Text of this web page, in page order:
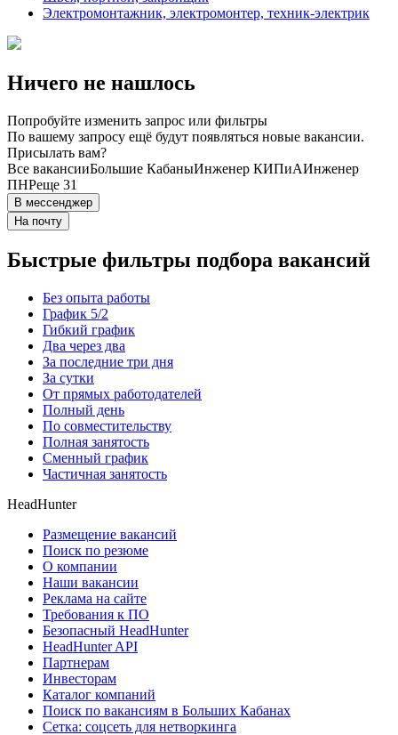
Электромонтажник, электромонтер, техник-электрик
Ничего не нашлось
Попробуйте изменить запрос или фильтры
По вашему запросу ещё будут появляться новые вакансии.
Присылать вам?
Все вакансииБольшие КабаныИнженер КИПиАИнженер
ПНРеще 31
В мессенджер
На почту
Быстрые фильтры подбора вакансий
Без опыта работы
График 5/2
Гибкий график
Два через два
За последние три дня
За сутки
От прямых работодателей
Полный день
По совместительству
Полная занятость
Сменный график
Частичная занятость
HeadHunter
Размещение вакансий
Поиск по резюме
О компании
Наши вакансии
Реклама на сайте
Требования к ПО
Безопасный HeadHunter
HeadHunter API
Партнерам
Инвесторам
Каталог компаний
Поиск по вакансиям в Больших Кабанах
Сетка: соцсеть для нетворкинга